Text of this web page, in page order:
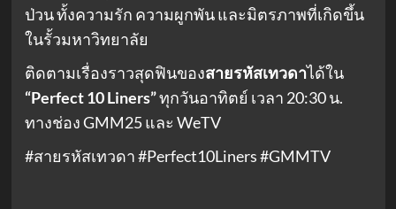
ป่วน ทั้งความรัก ความผูกพัน และมิตรภาพที่เกิดขึ้น
ในรั้วมหาวิทยาลัย
ติดตามเรื่องราวสุดฟินของสายรหัสเทวดาได้ใน
“Perfect 10 Liners”ทุกวันอาทิตย์ เวลา 20:30 น.
ทางช่อง GMM25 และ WeTV
#สายรหัสเทวดา #Perfect10Liners #GMMTV